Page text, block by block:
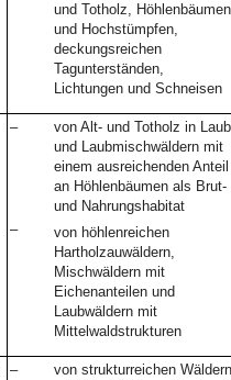
und Totholz, Höhlenbäumen
und Hochstümpfen,
deckungsreichen
Tagunterständen,
Lichtungen und Schneisen
–
von Alt- und Totholz in
und Laubmischwäldern mit
einem ausreichenden Anteil
an Höhlenbäumen als Brut-
und Nahrungshabitat
–
von höhlenreichen
Hartholzauwäldern,
Mischwäldern mit
Eichenanteilen und
Laubwäldern mit
Mittelwaldstrukturen
–
von strukturreichen Wäldern